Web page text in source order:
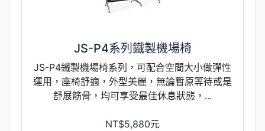
JS-P4系列鐵製機場椅
JS-P4鐵製機場椅系列，可配合空間大小做彈性
運用，座椅舒適，外型美麗，無論暫原等待或是
舒展筋骨，均可享受最佳休息狀態，...
NT$5,880元